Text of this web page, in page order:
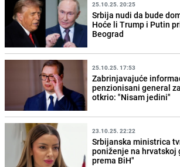
25.10.25. 20:25
Srbija nudi da bude
Hoće li Trump i Putin
Beograd
25.10.25. 17:53
Zabrinjavajuće
penzionisani general
otkrio: "Nisam jedini"
23.10.25. 22:22
Srbijanska ministrica
poniženje na hrvatskoj
prema BiH"